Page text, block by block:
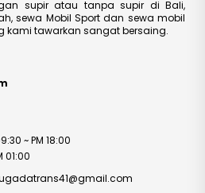
supir atau tanpa supir di Bali,
sewa Mobil Sport dan sewa mobil
kami tawarkan sangat bersaing.
~ PM 18:00
01:00